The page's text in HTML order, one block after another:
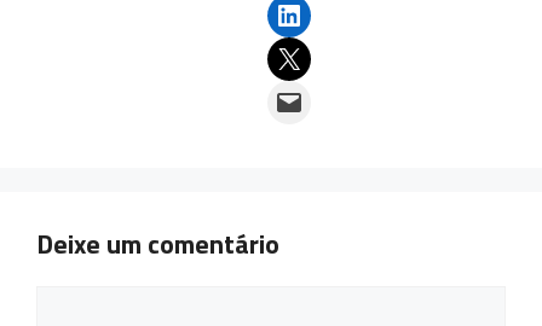
Share on LinkedIn
Email this Page
Email this Page
Deixe um comentário